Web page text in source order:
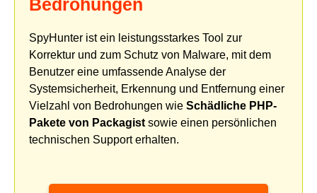
Bedrohungen
SpyHunter ist ein leistungsstarkes Tool zur
Korrektur und zum Schutz von Malware, mit dem
Benutzer eine umfassende Analyse der
Systemsicherheit, Erkennung und Entfernung einer
Vielzahl von Bedrohungen wie Schädliche PHP-
Pakete von Packagist sowie einen persönlichen
technischen Support erhalten.